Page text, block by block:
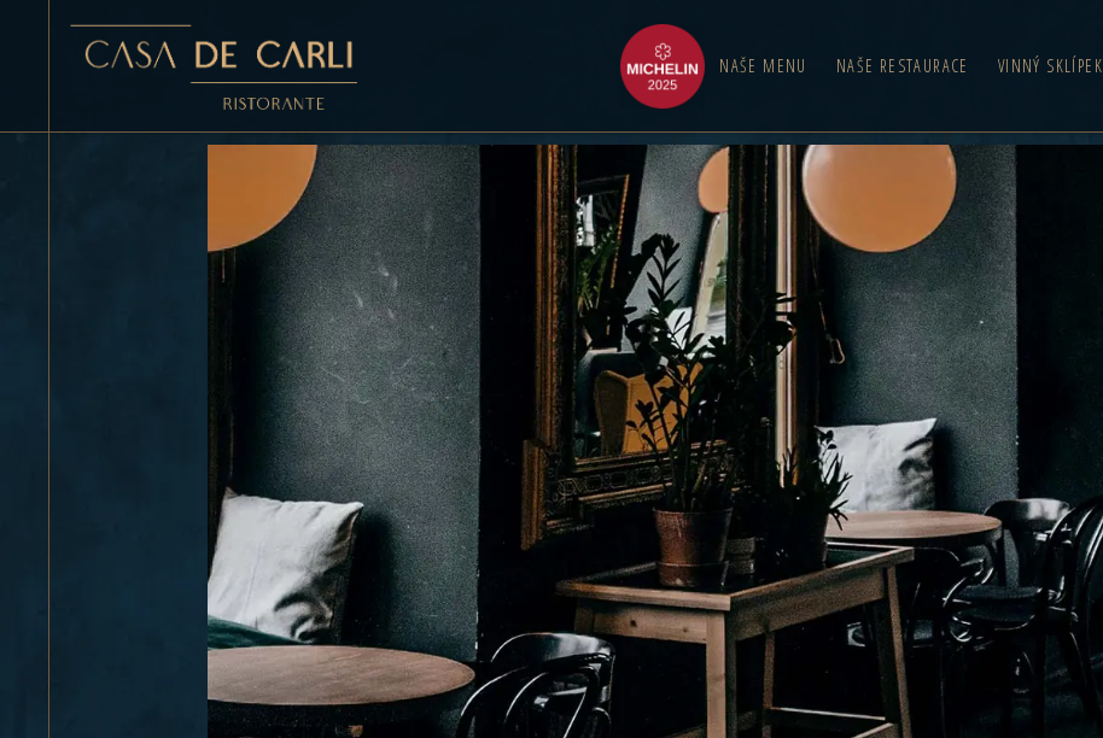
NAŠE MENU NAŠE RESTAURACE VINNÝ SKLÍPEK